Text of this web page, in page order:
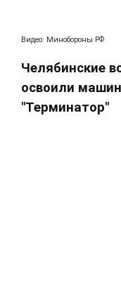
Видео: Минобороны РФ
Челябинские
освоили
"Терминатор"